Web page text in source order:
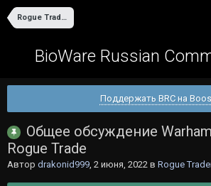
Rogue Trader
BioWare Russian
Поддержать BRC на
Общее обсуждение
Rogue Trade
Автор drakonid999, 2 июня, 2022 в Rogue